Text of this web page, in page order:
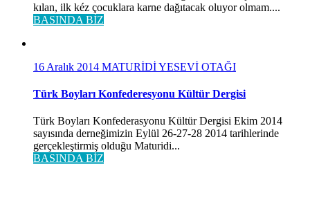
kılan, ilk kéz çocuklara karne dağıtacak oluyor olmam....
BASINDA BİZ
16 Aralık 2014 MATURİDİ YESEVİ OTAĞI
Türk Boyları Konfederesyonu Kültür Dergisi
Türk Boyları Konfederasyonu Kültür Dergisi Ekim 2014
sayısında derneğimizin Eylül 26-27-28 2014 tarihlerinde
gerçekleştirmiş olduğu Maturidi...
BASINDA BİZ